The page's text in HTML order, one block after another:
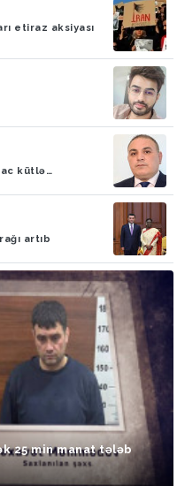
etiraz aksiyası
ac kütlə…
artıb
25 min manat tələb